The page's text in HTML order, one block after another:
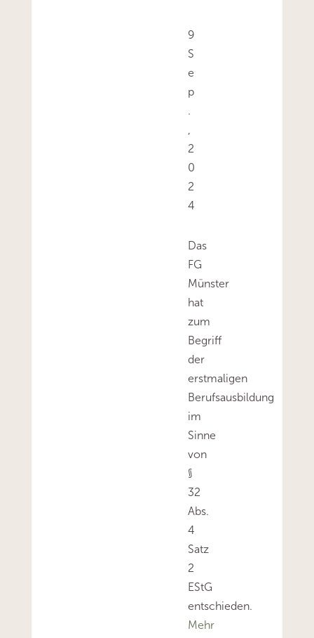
9
S
e
p
.
,
2
0
2
4
Das
FG
Münster
hat
zum
Begriff
der
erstmaligen
Berufsausbildung
im
Sinne
von
§
32
Abs.
4
Satz
2
EStG
entschieden.
Mehr